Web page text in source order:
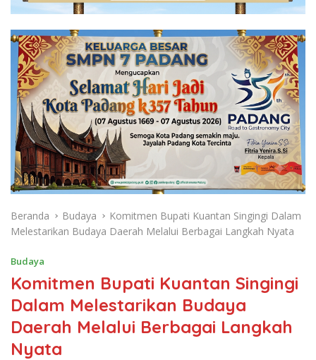
Beranda Budaya
Komitmen Bupati Kuantan Singingi Dalam
Melestarikan Budaya Daerah Melalui Berbagai Langkah Nyata
Budaya
Komitmen Bupati Kuantan Singingi
Dalam Melestarikan Budaya
Daerah Melalui Berbagai Langkah
Nyata